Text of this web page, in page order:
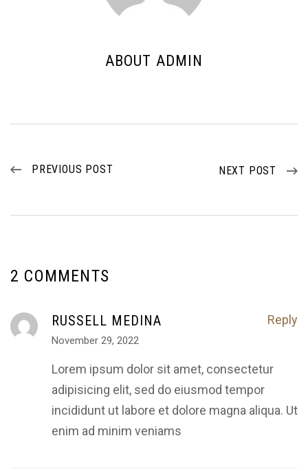
ABOUT ADMIN
PREVIOUS POST NEXT POST
2 COMMENTS
RUSSELL MEDINA
November 29, 2022
Reply
Lorem ipsum dolor sit amet, consectetur
adipisicing elit, sed do eiusmod tempor
incididunt ut labore et dolore magna aliqua. Ut
enim ad minim veniams